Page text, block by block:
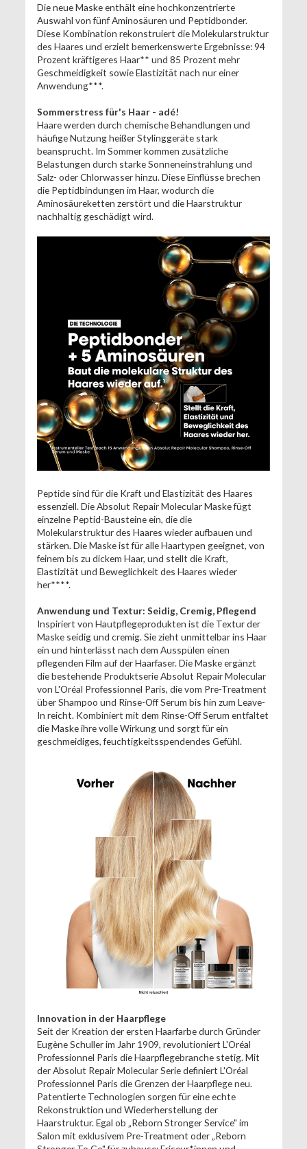
Die neue Maske enthält eine hochkonzentrierte
Auswahl von fünf Aminosäuren und Peptidbonder.
Diese Kombination rekonstruiert die Molekularstruktur
des Haares und erzielt bemerkenswerte Ergebnisse: 94
Prozent kräftigeres Haar** und 85 Prozent mehr
Geschmeidigkeit sowie Elastizität nach nur einer
Anwendung***.
Sommerstress für's Haar - adé!
Haare werden durch chemische Behandlungen und
häufige Nutzung heißer Stylinggeräte stark
beansprucht. Im Sommer kommen zusätzliche
Belastungen durch starke Sonneneinstrahlung und
Salz- oder Chlorwasser hinzu. Diese Einflüsse brechen
die Peptidbindungen im Haar, wodurch die
Aminosäureketten zerstört und die Haarstruktur
nachhaltig geschädigt wird.
Peptide sind für die Kraft und Elastizität des Haares
essenziell. Die Absolut Repair Molecular Maske fügt
einzelne Peptid-Bausteine ein, die die
Molekularstruktur des Haares wieder aufbauen und
stärken. Die Maske ist für alle Haartypen geeignet, von
feinem bis zu dickem Haar, und stellt die Kraft,
Elastizität und Beweglichkeit des Haares wieder
her****.
Anwendung und Textur: Seidig, Cremig, Pflegend
Inspiriert von Hautpflegeprodukten ist die Textur der
Maske seidig und cremig. Sie zieht unmittelbar ins Haar
ein und hinterlässt nach dem Ausspülen einen
pflegenden Film auf der Haarfaser. Die Maske ergänzt
die bestehende Produktserie Absolut Repair Molecular
von L'Oréal Professionnel Paris, die vom Pre-Treatment
über Shampoo und Rinse-Off Serum bis hin zum Leave-
In reicht. Kombiniert mit dem Rinse-Off Serum entfaltet
die Maske ihre volle Wirkung und sorgt für ein
geschmeidiges, feuchtigkeitsspendendes Gefühl.
Innovation in der Haarpflege
Seit der Kreation der ersten Haarfarbe durch Gründer
Eugène Schuller im Jahr 1909, revolutioniert L'Oréal
Professionnel Paris die Haarpflegebranche stetig. Mit
der Absolut Repair Molecular Serie definiert L'Oréal
Professionnel Paris die Grenzen der Haarpflege neu.
Patentierte Technologien sorgen für eine echte
Rekonstruktion und Wiederherstellung der
Haarstruktur. Egal ob „Reborn Stronger Service" im
Salon mit exklusivem Pre-Treatment oder „Reborn